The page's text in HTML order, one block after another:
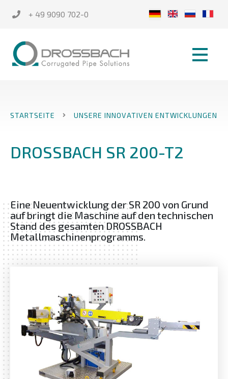
+ 49 9090 702-0
STARTSEITE UNSERE INNOVATIVEN ENTWICKLUNGEN
DROSSBACH SR 200-T2
Eine Neuentwicklung der SR 200 von Grund
auf bringt die Maschine auf den technischen
Stand des gesamten DROSSBACH
Metallmaschinenprogramms.